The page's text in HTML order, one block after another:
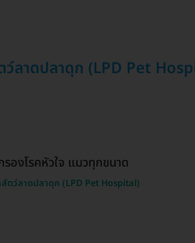
ว์ลาดปลาดุก (LPD Pet
องโรคหัวใจ แมวทุกขนาด
สัตว์ลาดปลาดุก (LPD Pet Hospital)